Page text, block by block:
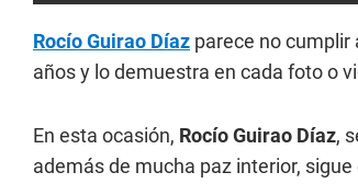
Rocío Guirao Díaz parece no cumplir
años y lo demuestra en cada foto o
En esta ocasión, Rocío Guirao Díaz,
además de mucha paz interior,